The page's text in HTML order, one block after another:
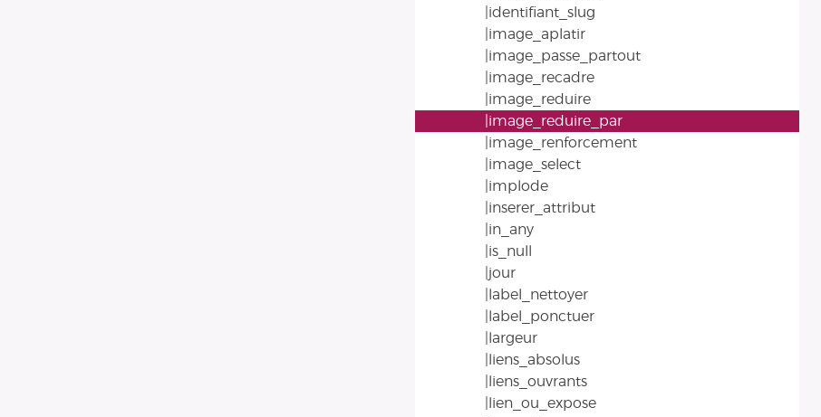
|identifiant_slug
|image_aplatir
|image_passe_partout
|image_recadre
|image_reduire
|image_reduire_par
|image_renforcement
|image_select
|implode
|inserer_attribut
|in_any
|is_null
|jour
|label_nettoyer
|label_ponctuer
|largeur
|liens_absolus
|liens_ouvrants
|lien_ou_expose